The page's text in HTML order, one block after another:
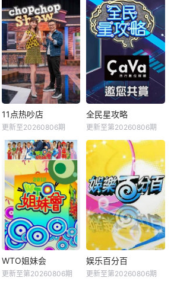
11点热吵店
更新至20260806期
全民星攻略
更新至第20260806期
WTO姐妹会
更新至第20260806期
娱乐百分百
更新至第20260806期